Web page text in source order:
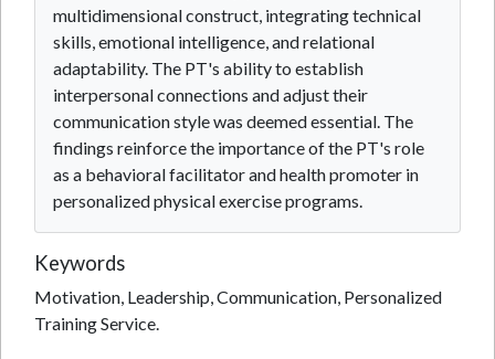
multidimensional construct, integrating technical
skills, emotional intelligence, and relational
adaptability. The PT's ability to establish
interpersonal connections and adjust their
communication style was deemed essential. The
findings reinforce the importance of the PT's role
as a behavioral facilitator and health promoter in
personalized physical exercise programs.
Keywords
Motivation, Leadership, Communication, Personalized
Training Service.